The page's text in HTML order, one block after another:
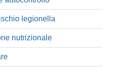
legionella
nutrizionale